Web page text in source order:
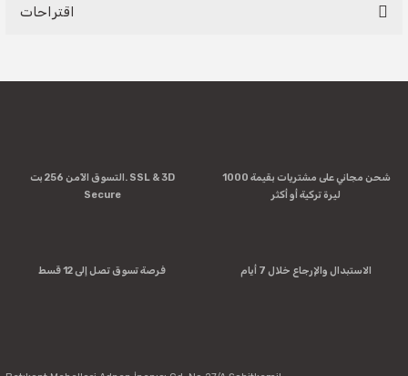
اقتراحات
product's price, image, description, or any other insufficient
Missing information in the product description.
There should be other alternatives to this product.
التسوق الآمن 256 بت. SSL & 3D
Secure
شحن مجاني على مشتريات بقيمة 1000
ليرة تركية أو أكثر
فرصة تسوق تصل إلى 12 قسط الاستبدال والإرجاع خلال 7 أيام